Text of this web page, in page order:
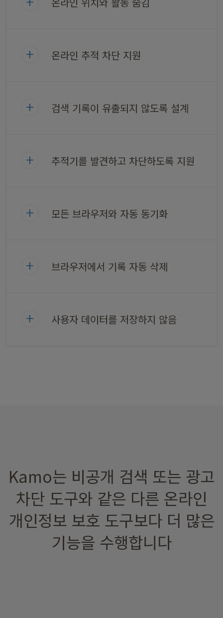
온라인 추적 차단 지원
검색 기록이 유출되지 않도록 설계
추적기를 발견하고 차단하도록 지원
모든 브라우저와 자동 동기화
브라우저에서 기록 자동 삭제
사용자 데이터를 저장하지 않음
Kamo는 비공개 검색 또는 광고
차단 도구와 같은 다른 온라인
개인정보 보호 도구보다 더 많은
기능을 수행합니다